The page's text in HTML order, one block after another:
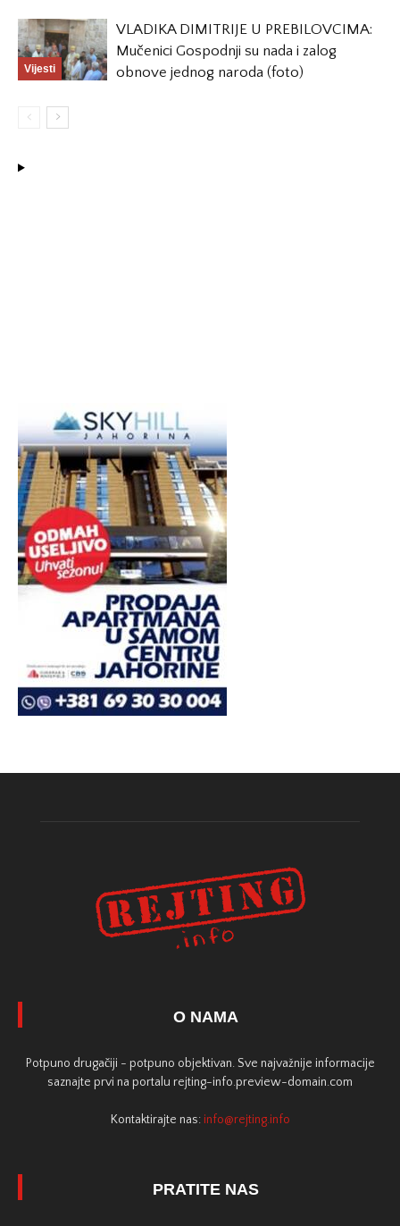
Vijesti
VLADIKA DIMITRIJE U PREBILOVCIMA:
Mučenici Gospodnji su nada i zalog
obnove jednog naroda (foto)
O NAMA
Potpuno drugačiji - potpuno objektivan. Sve najvažnije informacije
saznajte prvi na portalu rejting-info.preview-domain.com
Kontaktirajte nas: info@rejting.info
PRATITE NAS